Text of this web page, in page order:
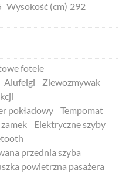
Wysokość (cm) 292
fotele
Alufelgi
Zlewozmywak
pokładowy
Tempomat
Elektryczne szyby
przednia szyba
powietrzna pasażera